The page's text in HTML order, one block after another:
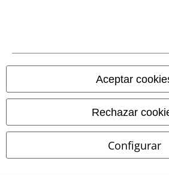
Aceptar
Rechazar
Configurar
Eliminación de residuos y protección del
Declaración de Conformidad
Información sobre accesibilidad